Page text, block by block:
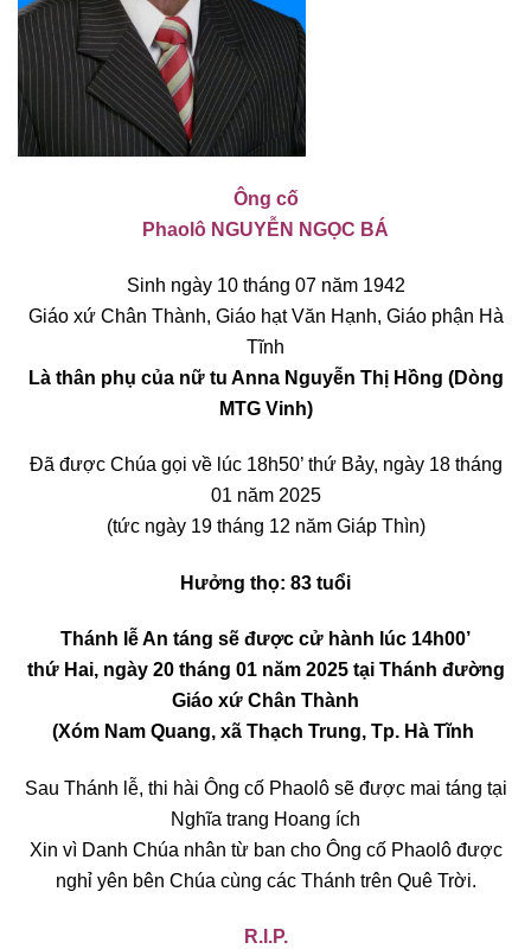
Ông cố
Phaolô NGUYỄN NGỌC BÁ
Sinh ngày 10 tháng 07 năm 1942
Giáo xứ Chân Thành, Giáo hạt Văn Hạnh, Giáo phận Hà
Tĩnh
Là thân phụ của nữ tu Anna Nguyễn Thị Hồng (Dòng
MTG Vinh)
Đã được Chúa gọi về lúc 18h50’ thứ Bảy, ngày 18 tháng
01 năm 2025
(tức ngày 19 tháng 12 năm Giáp Thìn)
Hưởng thọ: 83 tuổi
Thánh lễ An táng sẽ được cử hành lúc 14h00’
thứ Hai, ngày 20 tháng 01 năm 2025 tại Thánh đường
Giáo xứ Chân Thành
(Xóm Nam Quang, xã Thạch Trung, Tp. Hà Tĩnh
Sau Thánh lễ, thi hài Ông cố Phaolô sẽ được mai táng tại
Nghĩa trang Hoang ích
Xin vì Danh Chúa nhân từ ban cho Ông cố Phaolô được
nghỉ yên bên Chúa cùng các Thánh trên Quê Trời.
R.I.P.